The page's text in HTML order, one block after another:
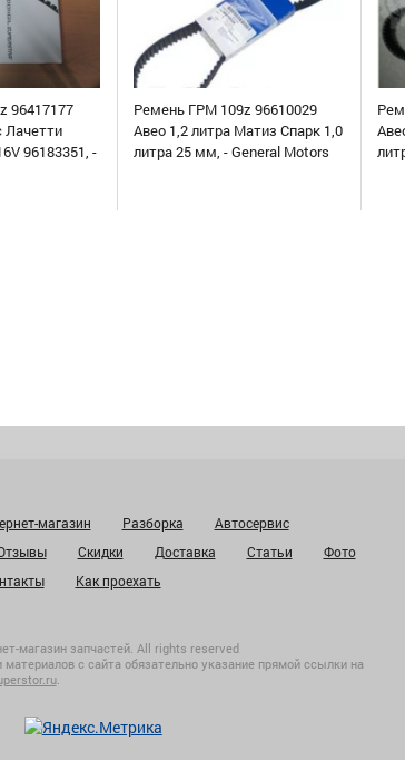
96417177
Лачетти
96183351, -
Ремень ГРМ 109z 96610029
Авео 1,2 литра Матиз Спарк 1,0
литра 25 мм, - General Motors
магазин Разборка
Автосервис
Скидки Доставка Статьи
Фото
Как проехать
магазин запчастей. All rights reserved
материалов с сайта обязательно указание прямой ссылки на
.